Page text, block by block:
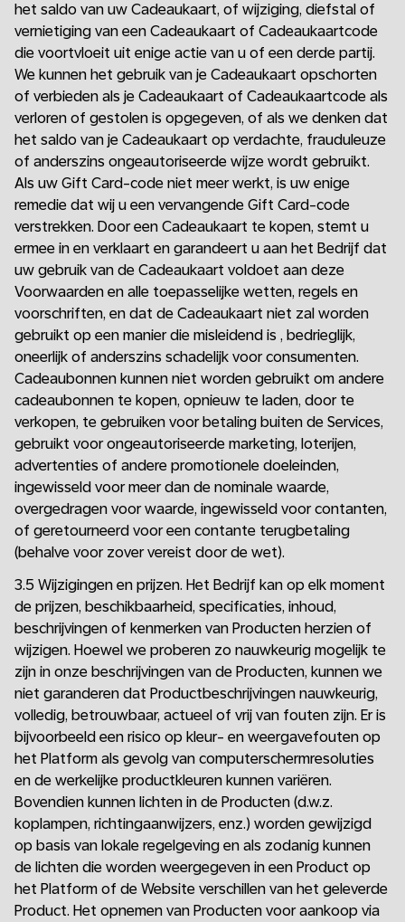
het saldo van uw Cadeaukaart, of wijziging, diefstal of
vernietiging van een Cadeaukaart of Cadeaukaartcode
die voortvloeit uit enige actie van u of een derde partij.
We kunnen het gebruik van je Cadeaukaart opschorten
of verbieden als je Cadeaukaart of Cadeaukaartcode als
verloren of gestolen is opgegeven, of als we denken dat
het saldo van je Cadeaukaart op verdachte, frauduleuze
of anderszins ongeautoriseerde wijze wordt gebruikt.
Als uw Gift Card-code niet meer werkt, is uw enige
remedie dat wij u een vervangende Gift Card-code
verstrekken. Door een Cadeaukaart te kopen, stemt u
ermee in en verklaart en garandeert u aan het Bedrijf dat
uw gebruik van de Cadeaukaart voldoet aan deze
Voorwaarden en alle toepasselijke wetten, regels en
voorschriften, en dat de Cadeaukaart niet zal worden
gebruikt op een manier die misleidend is , bedrieglijk,
oneerlijk of anderszins schadelijk voor consumenten.
Cadeaubonnen kunnen niet worden gebruikt om andere
cadeaubonnen te kopen, opnieuw te laden, door te
verkopen, te gebruiken voor betaling buiten de Services,
gebruikt voor ongeautoriseerde marketing, loterijen,
advertenties of andere promotionele doeleinden,
ingewisseld voor meer dan de nominale waarde,
overgedragen voor waarde, ingewisseld voor contanten,
of geretourneerd voor een contante terugbetaling
(behalve voor zover vereist door de wet).
3.5 Wijzigingen en prijzen. Het Bedrijf kan op elk moment
de prijzen, beschikbaarheid, specificaties, inhoud,
beschrijvingen of kenmerken van Producten herzien of
wijzigen. Hoewel we proberen zo nauwkeurig mogelijk te
zijn in onze beschrijvingen van de Producten, kunnen we
niet garanderen dat Productbeschrijvingen nauwkeurig,
volledig, betrouwbaar, actueel of vrij van fouten zijn. Er is
bijvoorbeeld een risico op kleur- en weergavefouten op
het Platform als gevolg van computerschermresoluties
en de werkelijke productkleuren kunnen variëren.
Bovendien kunnen lichten in de Producten (d.w.z.
koplampen, richtingaanwijzers, enz.) worden gewijzigd
op basis van lokale regelgeving en als zodanig kunnen
de lichten die worden weergegeven in een Product op
het Platform of de Website verschillen van het geleverde
Product. Het opnemen van Producten voor aankoop via